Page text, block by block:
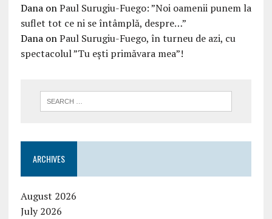
DanaonPaul Surugiu-Fuego: ”Noi oamenii punem la
suflet tot ce ni se întâmplă, despre…”
DanaonPaul Surugiu-Fuego, în turneu de azi, cu
spectacolul ”Tu ești primăvara mea”!
ARCHIVES
August 2026
July 2026